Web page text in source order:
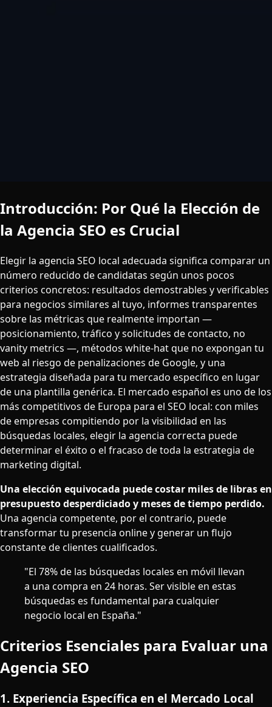
Introducción: Por Qué la Elección de
la Agencia SEO es Crucial
Elegir la agencia SEO local adecuada significa comparar un
número reducido de candidatas según unos pocos
criterios concretos: resultados demostrables y verificables
para negocios similares al tuyo, informes transparentes
sobre las métricas que realmente importan —
posicionamiento, tráfico y solicitudes de contacto, no
vanity metrics —, métodos white-hat que no expongan tu
web al riesgo de penalizaciones de Google, y una
estrategia diseñada para tu mercado específico en lugar
de una plantilla genérica. El mercado español es uno de los
más competitivos de Europa para el SEO local: con miles
de empresas compitiendo por la visibilidad en las
búsquedas locales, elegir la agencia correcta puede
determinar el éxito o el fracaso de toda la estrategia de
marketing digital.
Una elección equivocada puede costar miles de libras en
presupuesto desperdiciado y meses de tiempo perdido.
Una agencia competente, por el contrario, puede
transformar tu presencia online y generar un flujo
constante de clientes cualificados.
"El 78% de las búsquedas locales en móvil llevan
a una compra en 24 horas. Ser visible en estas
búsquedas es fundamental para cualquier
negocio local en España."
Criterios Esenciales para Evaluar una
Agencia SEO
1. Experiencia Específica en el Mercado Local